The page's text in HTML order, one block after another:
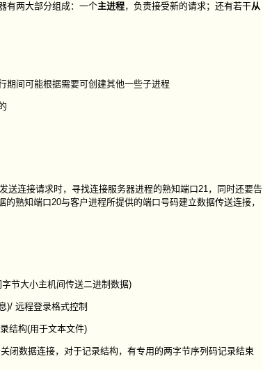
有两大部分组成：一个主进程，负责接受新的请求；还有若干从
期间可能根据需要可创建其他一些子进程
连接请求时，寻找连接服务器进程的熟知端口21，同时还要告
熟知端口20与客户进程所提供的端口号码建立数据传送连接，
节大小主机间传送二进制数据)
)/ 远程登录格式控制
结构(用于文本文件)
闭数据连接，对于记录结构，有专用的两字节序列码记录结束